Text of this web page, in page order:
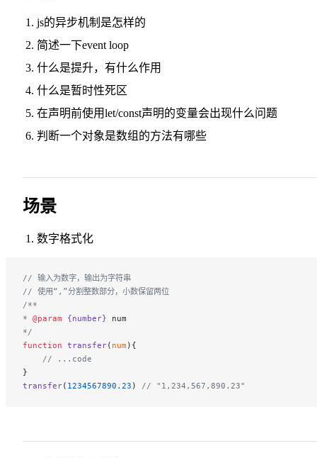
js的异步机制是怎样的
简述一下event loop
什么是提升，有什么作用
什么是暂时性死区
在声明前使用let/const声明的变量会出现什么问题
判断一个对象是数组的方法有哪些
场景
数字格式化
// 输入为数字，输出为字符串
// 使用“,”分割整数部分，小数保留两位
/**
* @param {number} num
*/
function transfer( num){
    // ...code
}
transfer( 1234567890.23 ) // "1,234,567,890.23"